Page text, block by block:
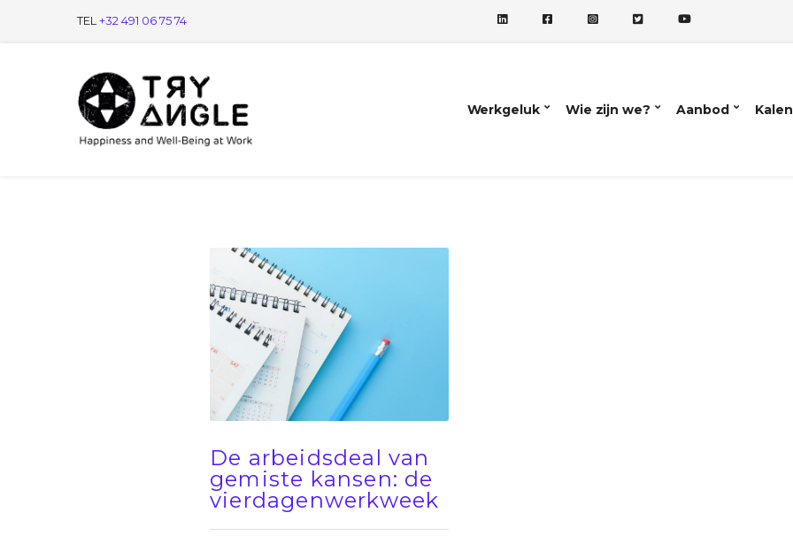
TEL +32 491 06 75 74
Werkgeluk Wie zijn we? Aanbod
De arbeidsdeal van
gemiste kansen: de
vierdagenwerkweek